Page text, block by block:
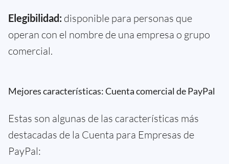
Elegibilidad: disponible para personas que
operan con el nombre de una empresa o grupo
comercial.
Mejores características: Cuenta comercial de PayPal
Estas son algunas de las características más
destacadas de la Cuenta para Empresas de
PayPal: